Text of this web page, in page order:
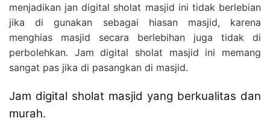
menjadikan jan digital sholat masjid ini tidak berlebian
jika di gunakan sebagai hiasan masjid, karena
menghias masjid secara berlebihan juga tidak di
perbolehkan. Jam digital sholat masjid ini memang
sangat pas jika di pasangkan di masjid.
Jam digital sholat masjid yang berkualitas dan
murah.